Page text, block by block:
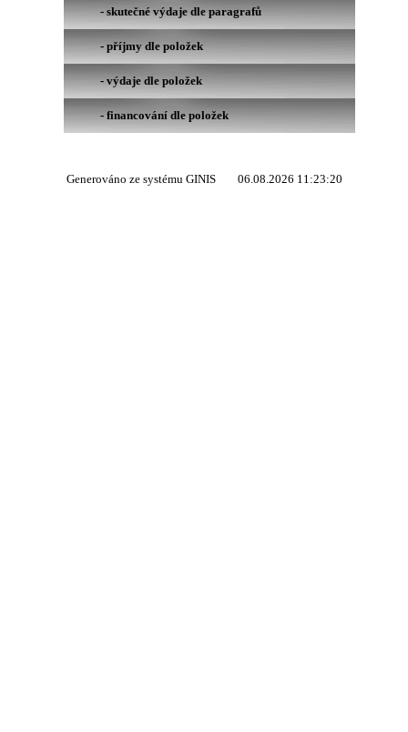
- skutečné výdaje dle paragrafů
- příjmy dle položek
- výdaje dle položek
- financování dle položek
Generováno ze systému GINIS 06.08.2026 11:23:20